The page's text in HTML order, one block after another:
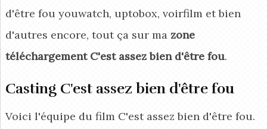
d'être fou youwatch, uptobox, voirfilm et bien
d'autres encore, tout ça sur ma zone
téléchargement C'est assez bien d'être fou.
Casting C'est assez bien d'être fou
Voici l'équipe du film C'est assez bien d'être fou.